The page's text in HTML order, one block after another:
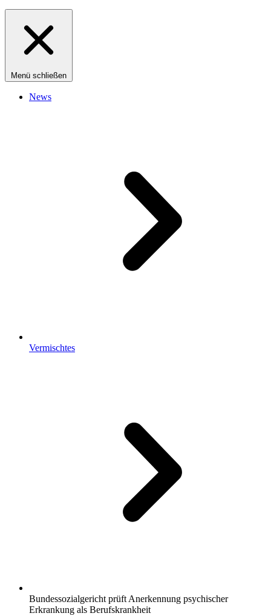
Menü schließen
News
Vermischtes
Bundessozialgericht prüft Anerkennung psychischer
Erkrankung als Berufskrankheit